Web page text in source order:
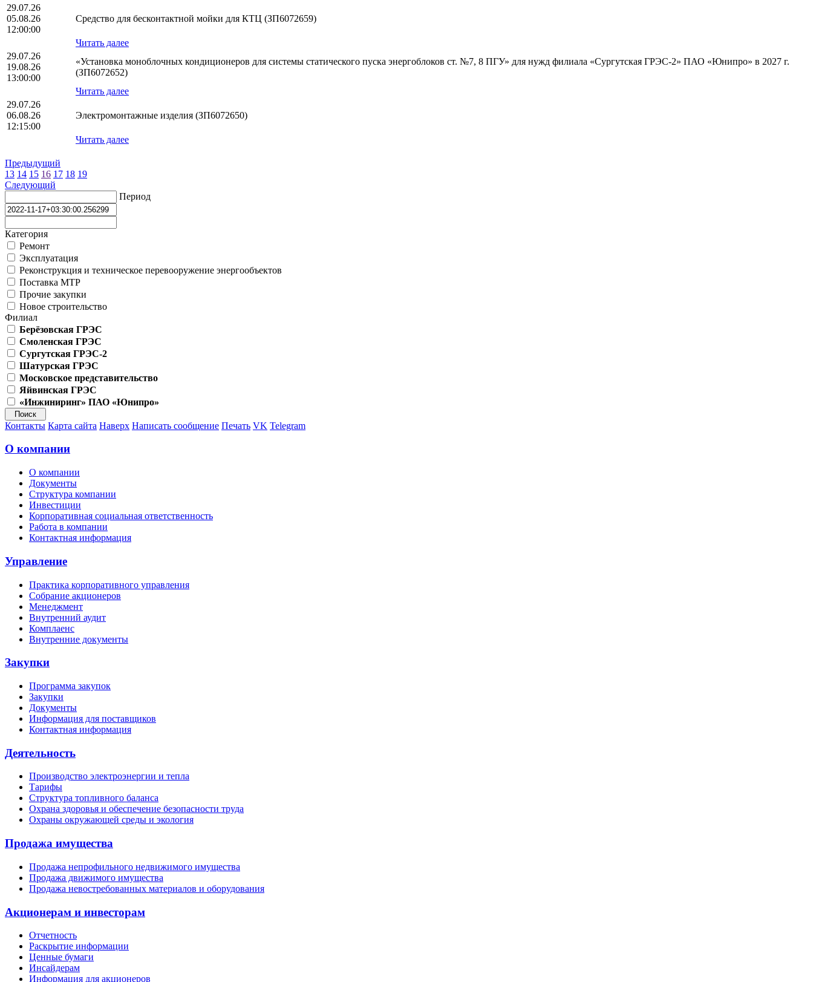
29.07.26
05.08.26
12:00:00
Средство для бесконтактной мойки для КТЦ (ЗП6072659)
Читать далее
29.07.26
19.08.26
13:00:00
«Установка моноблочных кондиционеров для системы статического пуска энергоблоков ст. №7, 8 ПГУ» для нужд филиала «Сургутская ГРЭС-2» ПАО «Юнипро» в 2027 г.
(ЗП6072652)
Читать далее
29.07.26
06.08.26
12:15:00
Электромонтажные изделия (ЗП6072650)
Читать далее
Предыдущий
13 14 15 16 17 18 19
Следующий
Период
Категория
Ремонт
Эксплуатация
Реконструкция и техническое перевооружение энергообъектов
Поставка МТР
Прочие закупки
Новое строительство
Филиал
Берёзовская ГРЭС
Смоленская ГРЭС
Сургутская ГРЭС-2
Шатурская ГРЭС
Московское представительство
Яйвинская ГРЭС
«Инжиниринг» ПАО «Юнипро»
Контакты Карта сайта Наверх Написать сообщение Печать VK Telegram
О компании
О компании
Документы
Структура компании
Инвестиции
Корпоративная социальная ответственность
Работа в компании
Контактная информация
Управление
Практика корпоративного управления
Собрание акционеров
Менеджмент
Внутренний аудит
Комплаенс
Внутренние документы
Закупки
Программа закупок
Закупки
Документы
Информация для поставщиков
Контактная информация
Деятельность
Производство электроэнергии и тепла
Тарифы
Структура топливного баланса
Охрана здоровья и обеспечение безопасности труда
Охраны окружающей среды и экология
Продажа имущества
Продажа непрофильного недвижимого имущества
Продажа движимого имущества
Продажа невостребованных материалов и оборудования
Акционерам и инвесторам
Отчетность
Раскрытие информации
Ценные бумаги
Инсайдерам
Информация для акционеров